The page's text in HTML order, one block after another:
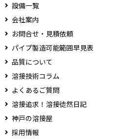
設備一覧
会社案内
お問合せ・見積依頼
パイプ製造可能範囲早見表
品質について
溶接技術コラム
よくあるご質問
溶接追求！溶接徒然日記
神戸の溶接屋
採用情報